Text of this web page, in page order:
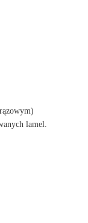
lamel.